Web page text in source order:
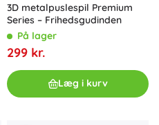
3D metalpuslespil Premium
Series – Frihedsgudinden
På lager
299 kr.
Læg i kurv